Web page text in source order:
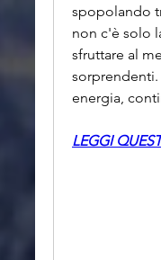
spopolando
non c'è solo
sfruttare al
energia,
LEGGI